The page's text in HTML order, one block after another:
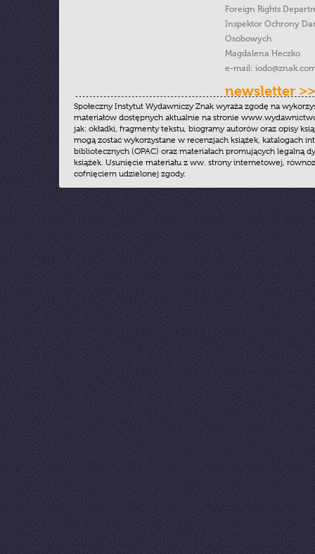
Foreign Rights
Inspektor Ochrony
Osobowych
Magdalena Heczko
e-mail:
newsletter >>
Społeczny Instytut Wydawniczy Znak wyraża zgodę na
materiałów dostępnych aktualnie na stronie
jak: okładki, fragmenty tekstu, biogramy autorów oraz opisy
mogą zostać wykorzystane w recenzjach książek, katalogach
bibliotecznych (OPAC) oraz materiałach promujących legalną
książek. Usunięcie materiału z ww. strony internetowej,
cofnięciem udzielonej zgody.